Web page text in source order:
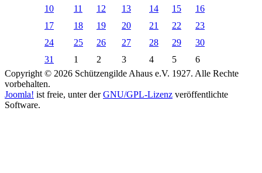
10
11 12 13 14 15
16
17
18 19 20 21 22
23
24
25 26 27 28 29
30
31
1 2 3 4 5
6
Copyright © 2026 Schützengilde Ahaus e.V. 1927. Alle Rechte
vorbehalten.
Joomla! ist freie, unter derGNU/GPL-Lizenz veröffentlichte
Software.